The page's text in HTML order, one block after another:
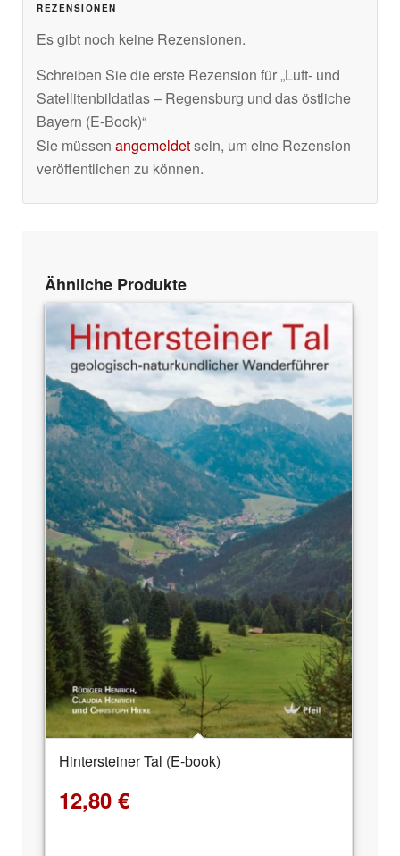
REZENSIONEN
Es gibt noch keine Rezensionen.
Schreiben Sie die erste Rezension für „Luft- und
Satellitenbildatlas – Regensburg und das östliche
Bayern (E-Book)“
Sie müssen angemeldetsein, um eine Rezension
veröffentlichen zu können.
Ähnliche Produkte
Hintersteiner Tal (E-book)
12,80 €